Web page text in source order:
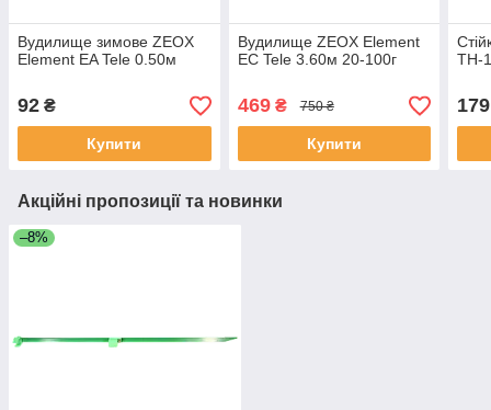
Вудилище зимове ZEOX
Element EA Tele 0.50м
92 ₴
Купити
Вудилище ZEOX Element
EС Tele 3.60м 20-100г
469₴ 750 ₴
Купити
TH-
179
Акційні пропозиції та новинки
–8%